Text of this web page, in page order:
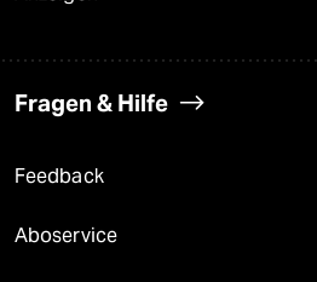
Fragen & Hilfe
Feedback
Aboservice